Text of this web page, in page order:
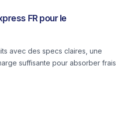
FR pour le
avec des specs claires, une
suffisante pour absorber frais